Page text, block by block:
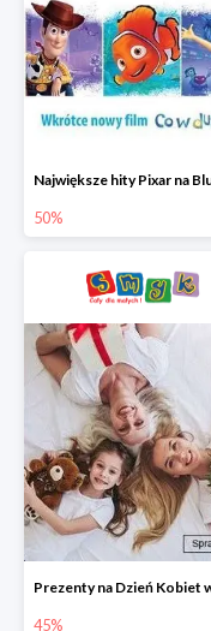
50%
45%